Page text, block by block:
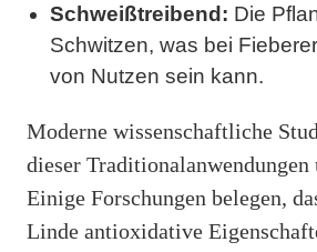
Schweißtreibend: Die
Schwitzen, was bei
von Nutzen sein kann.
Moderne wissenschaftliche
dieser Traditionalanwendungen
Einige Forschungen belegen,
Linde antioxidative